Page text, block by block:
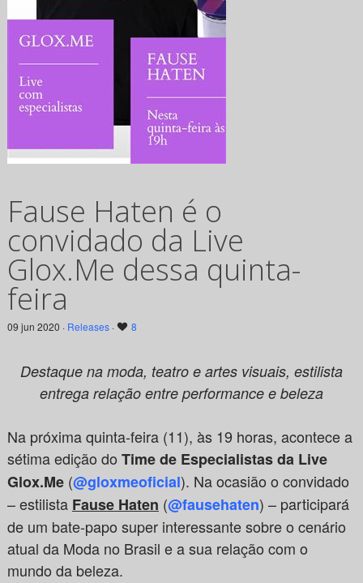
Fause Haten é o
convidado da Live
Glox.Me dessa quinta-
feira
09 jun 2020 · Releases· 8
Destaque na moda, teatro e artes visuais, estilista
entrega relação entre performance e beleza
Na próxima quinta-feira (11), às 19 horas, acontece a
sétima edição do Time de Especialistas da Live
Glox.Me (@gloxmeoficial). Na ocasião o convidado
– estilista Fause Haten (@fausehaten) – participará
de um bate-papo super interessante sobre o cenário
atual da Moda no Brasil e a sua relação com o
mundo da beleza.